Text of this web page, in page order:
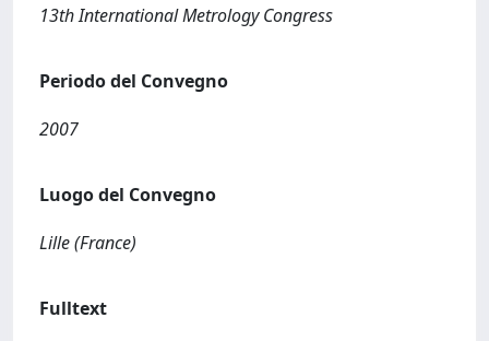
13th International Metrology Congress
Periodo del Convegno
2007
Luogo del Convegno
Lille (France)
Fulltext